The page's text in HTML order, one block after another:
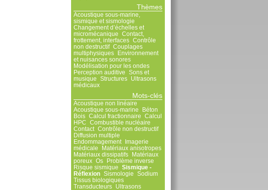
Thèmes
Acoustique sous-marine,
sismique et sismologie
Changement d’échelles et
micromécanique
Contact,
frottement, interfaces Contrôle
non destructif Couplages
multiphysiques
Environnement
et nuisances sonores
Modélisation pour les ondes
Perception auditive
Sons et
musique
Structures
Ultrasons
médicaux
Mots-clés
Acoustique non linéaire
Acoustique sous-marine
Béton
Bois Calcul fractionnaire
Calcul
HPC
Combustible nucléaire
Contact Contrôle non destructif
Diffusion multiple
Endommagement
Imagerie
médicale
Matériaux anisotropes
Matériaux dissipatifs
Matériaux
poreux Os
Problème inverse
Risque sismique
Sismique -
Réflexion Sismologie
Sodium
Tissus biologiques
Transducteurs
Ultrasons